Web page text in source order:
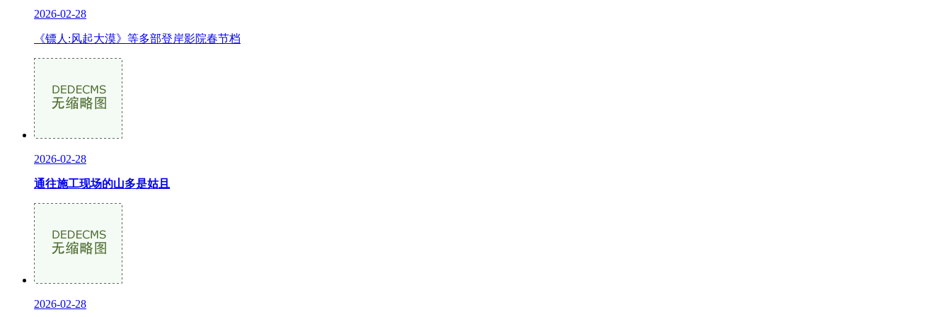
2026-02-28
《镖人:风起大漠》等多部登岸影院春节档
2026-02-28
通往施工现场的山多是姑且
2026-02-28